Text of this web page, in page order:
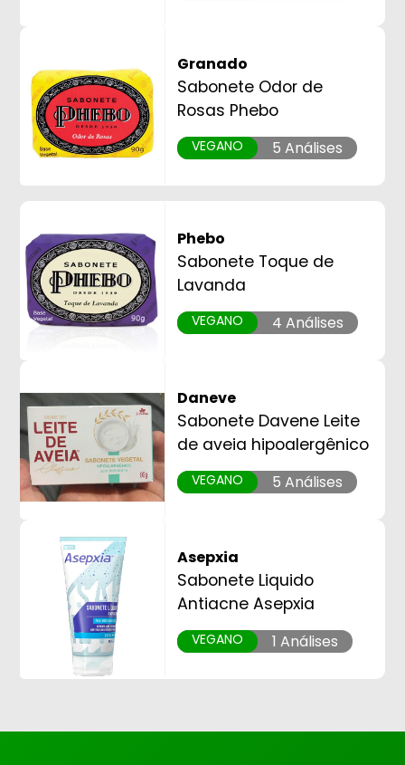
Granado
Sabonete Odor de
Rosas Phebo
VEGANO 5 Análises
Phebo
Sabonete Toque de
Lavanda
VEGANO 4 Análises
Daneve
Sabonete Davene Leite
de aveia hipoalergênico
VEGANO 5 Análises
Asepxia
Sabonete Liquido
Antiacne Asepxia
VEGANO 1 Análises